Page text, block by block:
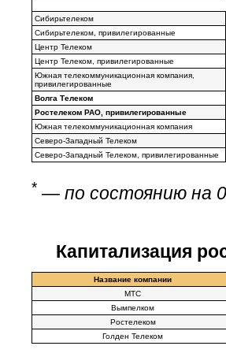
Сибирьтелеком
Сибирьтелеком, привилегированные
Центр Телеком
Центр Телеком, привилегированные
Южная телекоммуникационная компания,
привилегированные
Волга Телеком
Ростелеком РАО, привилегированные
Южная телекоммуникационная компания
Северо-Западный Телеком
Северо-Западный Телеком, привилегированные
* — по состоянию на
Капитализация
Название компании
МТС
Вымпелком
Ростелеком
Голден Телеком